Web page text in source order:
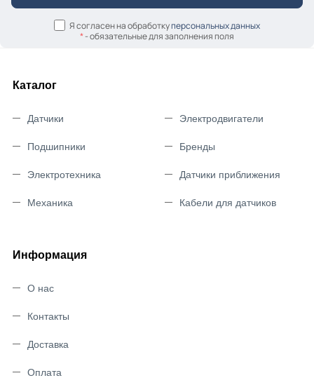
Я согласен на обработкуперсональных данных
*- обязательные для заполнения поля
Каталог
Датчики
Подшипники
Электротехника
Механика
Электродвигатели
Бренды
Датчики приближения
Кабели для датчиков
Информация
О нас
Контакты
Доставка
Оплата